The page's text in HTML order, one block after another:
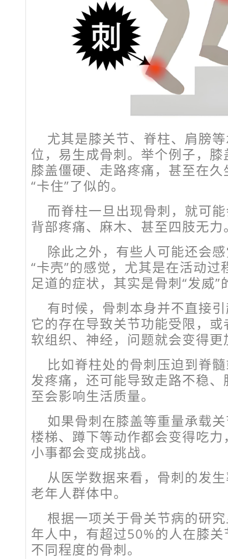
尤其是膝关节、脊柱、肩膀
位，易生成骨刺。举个例子，
膝盖僵硬、走路疼痛，甚至在
“卡住”了似的。
而脊柱一旦出现骨刺，就可
背部疼痛、麻木、甚至四肢无力
除此之外，有些人可能还会
“卡壳”的感觉，尤其是在活动
足道的症状，其实是骨刺“发威”
有时候，骨刺本身并不直接
它的存在导致关节功能受限，
软组织、神经，问题就会变得更
比如脊柱处的骨刺压迫到脊
发疼痛，还可能导致走路不稳
至会影响生活质量。
如果骨刺在膝盖等重量承载
楼梯、蹲下等动作都会变得吃
小事都会变成挑战。
从医学数据来看，骨刺的发
老年人群体中。
根据一项关于骨关节病的研
年人中，有超过50%的人在膝
不同程度的骨刺。